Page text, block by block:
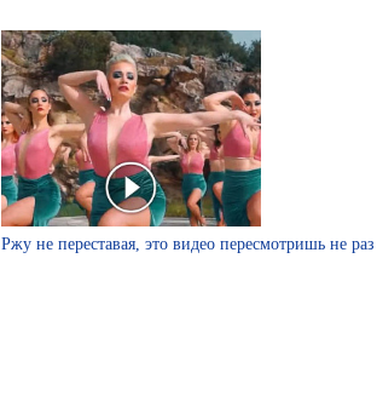
Ржу не переставая, это видео пересмотришь не раз